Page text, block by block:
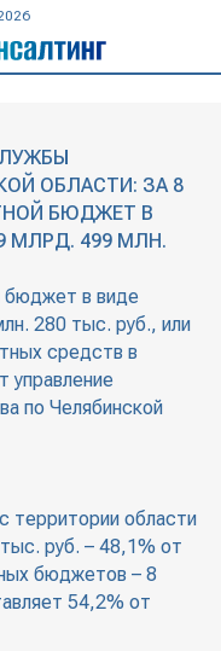
ОБЛАСТИ: ЗА 8
БЮДЖЕТ В
МЛРД. 499 МЛН.
бюджет в виде
280 тыс. руб., или
средств в
по Челябинской
области
руб. – 48,1% от
бюджетов – 8
54,2% от